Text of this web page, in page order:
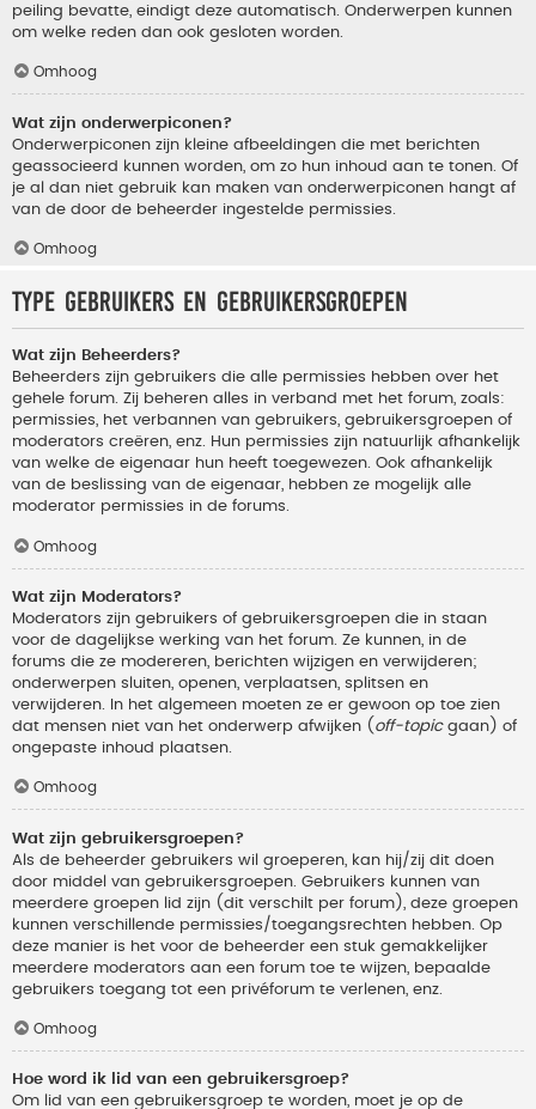
peiling bevatte, eindigt deze automatisch. Onderwerpen kunnen
om welke reden dan ook gesloten worden.
Omhoog
Wat zijn onderwerpiconen?
Onderwerpiconen zijn kleine afbeeldingen die met berichten
geassocieerd kunnen worden, om zo hun inhoud aan te tonen. Of
je al dan niet gebruik kan maken van onderwerpiconen hangt af
van de door de beheerder ingestelde permissies.
Omhoog
Type gebruikers en gebruikersgroepen
Wat zijn Beheerders?
Beheerders zijn gebruikers die alle permissies hebben over het
gehele forum. Zij beheren alles in verband met het forum, zoals:
permissies, het verbannen van gebruikers, gebruikersgroepen of
moderators creëren, enz. Hun permissies zijn natuurlijk afhankelijk
van welke de eigenaar hun heeft toegewezen. Ook afhankelijk
van de beslissing van de eigenaar, hebben ze mogelijk alle
moderator permissies in de forums.
Omhoog
Wat zijn Moderators?
Moderators zijn gebruikers of gebruikersgroepen die in staan
voor de dagelijkse werking van het forum. Ze kunnen, in de
forums die ze modereren, berichten wijzigen en verwijderen;
onderwerpen sluiten, openen, verplaatsen, splitsen en
verwijderen. In het algemeen moeten ze er gewoon op toe zien
dat mensen niet van het onderwerp afwijken ( off-topicgaan) of
ongepaste inhoud plaatsen.
Omhoog
Wat zijn gebruikersgroepen?
Als de beheerder gebruikers wil groeperen, kan hij/zij dit doen
door middel van gebruikersgroepen. Gebruikers kunnen van
meerdere groepen lid zijn (dit verschilt per forum), deze groepen
kunnen verschillende permissies/toegangsrechten hebben. Op
deze manier is het voor de beheerder een stuk gemakkelijker
meerdere moderators aan een forum toe te wijzen, bepaalde
gebruikers toegang tot een privéforum te verlenen, enz.
Omhoog
Hoe word ik lid van een gebruikersgroep?
Om lid van een gebruikersgroep te worden, moet je op de